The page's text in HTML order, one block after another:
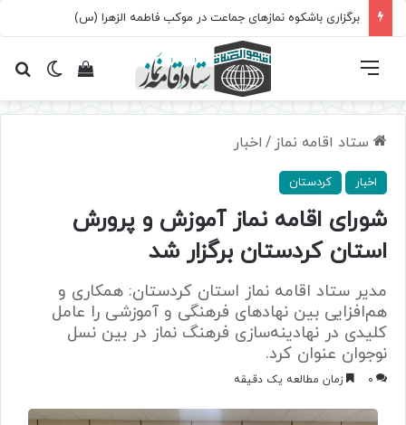
برگزاری باشکوه نمازهای جماعت در موکب فاطمه الزهرا (س)
تغییرمشاهده فهرست
ستاد اقامه نماز / اخبار
اخبار کردستان
شورای اقامه نماز آموزش و پرورش
استان کردستان برگزار شد
مدیر ستاد اقامه نماز استان کردستان: همکاری و
هم‌افزایی بین نهادهای فرهنگی و آموزشی را عامل
کلیدی در نهادینه‌سازی فرهنگ نماز در بین نسل
نوجوان عنوان کرد.
0 زمان مطالعه یک دقیقه